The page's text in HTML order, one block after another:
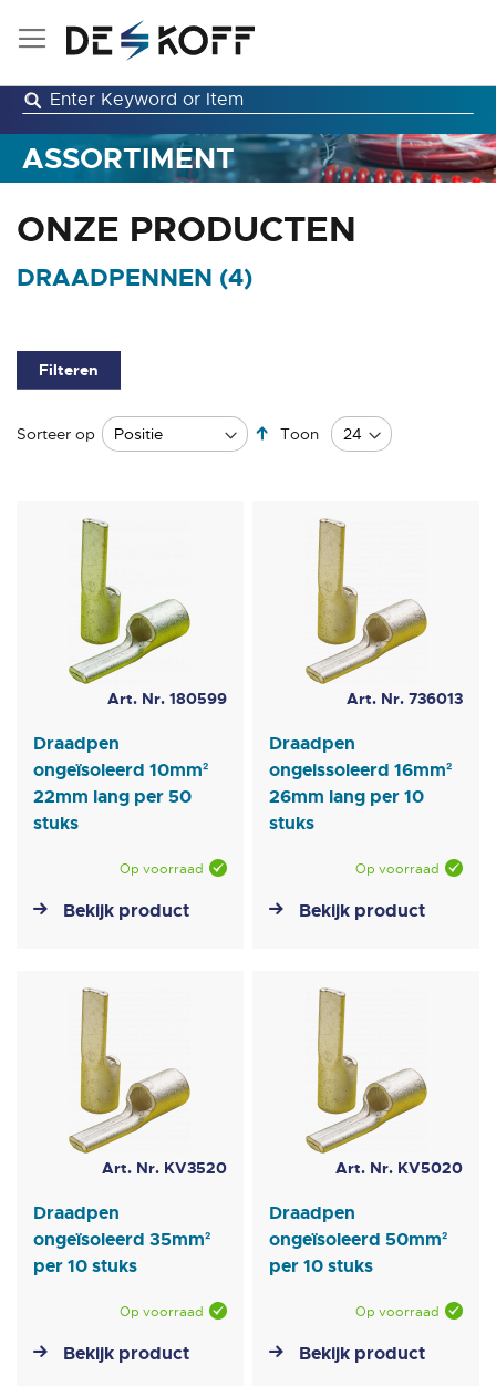
Ga
inhoud
ASSORTIMENT
ONZE PRODUCTEN
DRAADPENNEN (4)
Sorteer op
Van
sorteren
Toon
Art. Nr. 180599
Draadpen
ongeïsoleerd 10mm²
22mm lang per 50
stuks
Op voorraad
Bekijk product
Art. Nr. 736013
Draadpen
ongeissoleerd 16mm²
26mm lang per 10
stuks
Op voorraad
Bekijk product
Art. Nr. KV3520
Draadpen
ongeïsoleerd 35mm²
per 10 stuks
Op voorraad
Bekijk product
Art. Nr. KV5020
Draadpen
ongeïsoleerd 50mm²
per 10 stuks
Op voorraad
Bekijk product
Filteren